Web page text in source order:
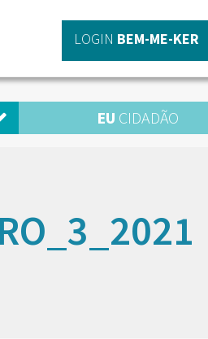
LOGIN BEM-ME-KER
EU CIDADÃO